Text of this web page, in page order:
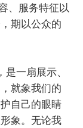
、服务特征以
期以公众的
一扇展示、
就象我们的
自己的眼睛
象。无论我